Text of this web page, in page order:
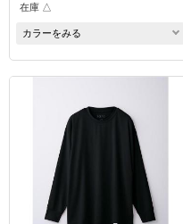
在庫 △
カラーをみる